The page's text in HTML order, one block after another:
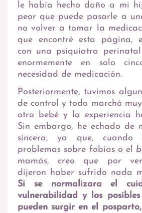
le había hecho daño a mi
peor que puede pasarle a
no volver a tomar la
que encontré esta página,
con una psiquiatra
enormemente en solo
necesidad de medicación.
Posteriormente, tuvimos
de control y todo marchó
otro bebé y la experiencia
Sin embargo, he echado de
sincera, ya que, cuando
problemas sobre fobias o el
mamás, creo que por
dijeron haber sufrido nada
Si se normalizara el
vulnerabilidad y los
pueden surgir en el